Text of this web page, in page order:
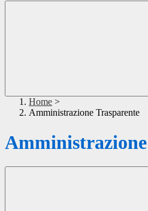
Home >
Amministrazione Trasparente